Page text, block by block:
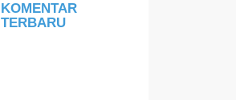
KOMENTAR
TERBARU